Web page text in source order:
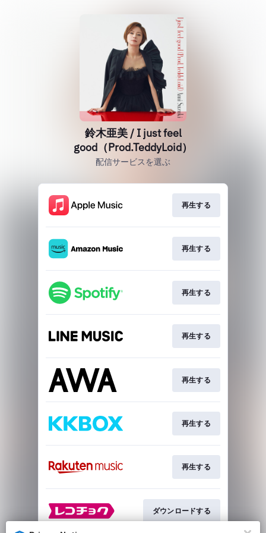
鈴木亜美 / I just feel
good（Prod.TeddyLoid）
配信サービスを選ぶ
再生する
再生する
再生する
再生する
再生する
再生する
再生する
ダウンロードする